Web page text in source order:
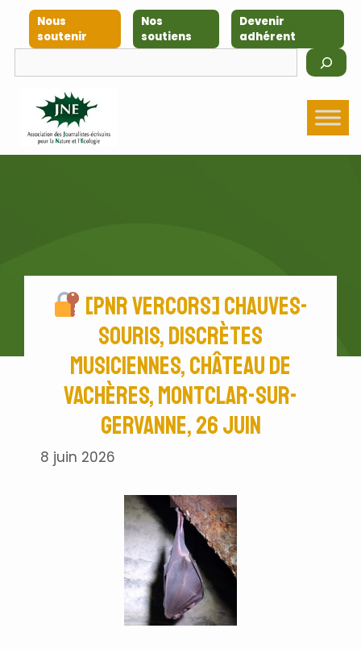
Nous
soutenir
Nos
soutiens
Devenir
adhérent
[PNR Vercors] Chauves-
souris, discrètes
musiciennes, château de
Vachères, Montclar-sur-
Gervanne, 26 juin
8 juin 2026